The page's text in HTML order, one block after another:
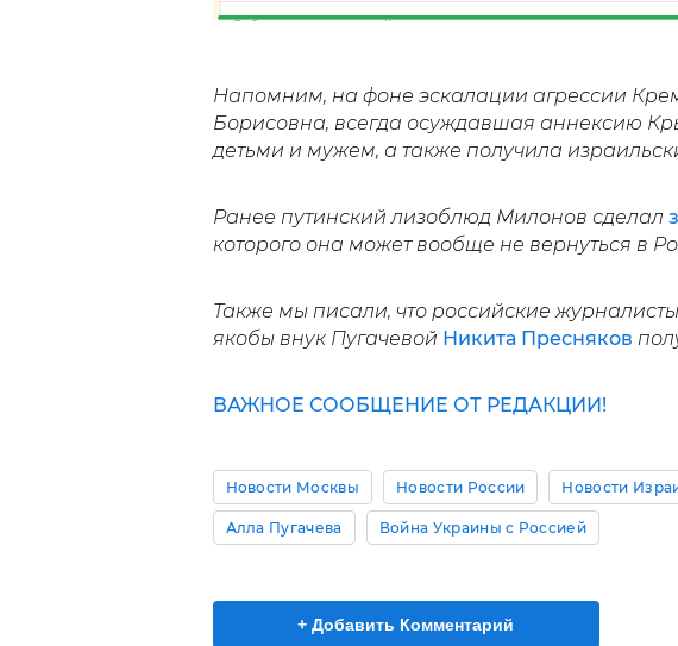
Напомним, на фоне эскалации агрессии
Борисовна, всегда осуждавшая аннексию
детьми и мужем, а также получила
Ранее путинский лизоблюд Милонов сделал
которого она может вообще не вернуться в
Также мы писали, что российские
якобы внук Пугачевой Никита Пресняков
ВАЖНОЕ СООБЩЕНИЕ ОТ РЕДАКЦИИ!
Новости Москвы Новости России Новости
Алла Пугачева Война Украины с Россией
+ Добавить Комментарий